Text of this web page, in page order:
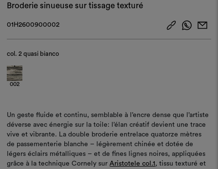
Broderie sinueuse sur tissage texturé
01H2600900002
col.2 quasi bianco
002
Un geste fluide et continu, semblable à l’encre dense que l’artiste
déverse avec énergie sur la toile: l’élan créatif devient une trace
vive et vibrante. La double broderie entrelace quatorze mètres
de passementerie blanche – légèrement chinée et dotée de
légers éclairs métalliques – et de fines lignes noires, appliquées
grâce à la technique Cornely surAristotele col.1 , tissu texturé et